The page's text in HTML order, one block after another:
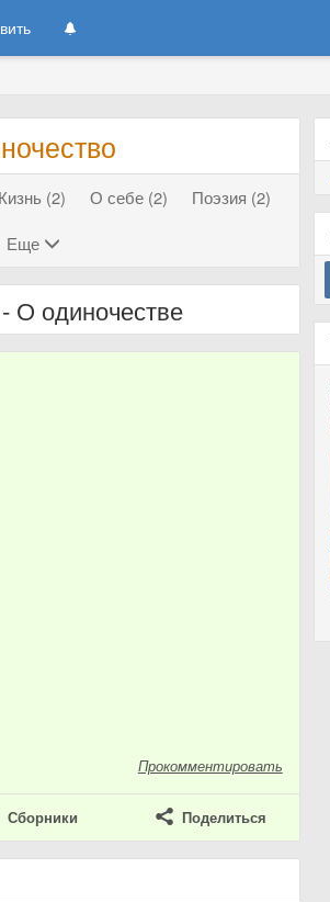
(2) О себе (2)
Поэзия (2)
Еще
О одиночестве
Прокомментировать
Сборники Поделиться